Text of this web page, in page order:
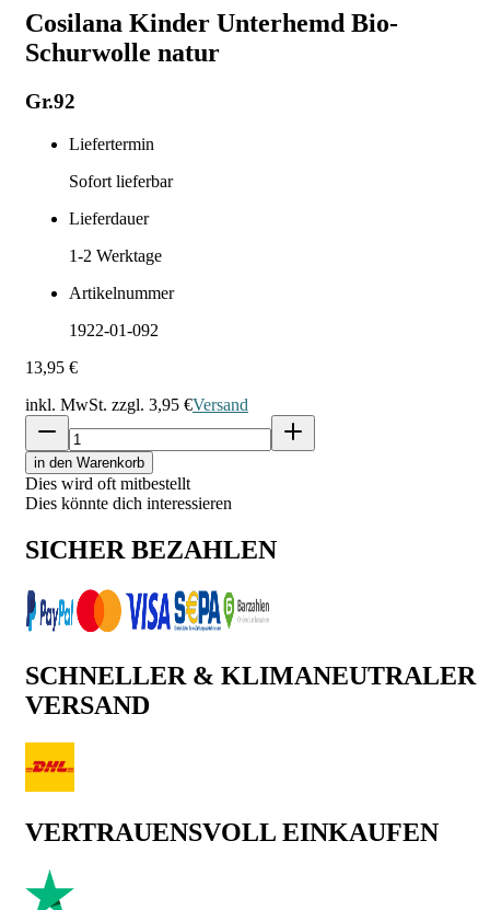
Cosilana Kinder Unterhemd Bio-
Schurwolle natur
Gr.92
Liefertermin
Sofort lieferbar
Lieferdauer
1-2 Werktage
Artikelnummer
1922-01-092
13,95 €
inkl. MwSt. zzgl. 3,95 €Versand
in den Warenkorb
Dies wird oft mitbestellt
Dies könnte dich interessieren
SICHER BEZAHLEN
SCHNELLER & KLIMANEUTRALER
VERSAND
VERTRAUENSVOLL EINKAUFEN